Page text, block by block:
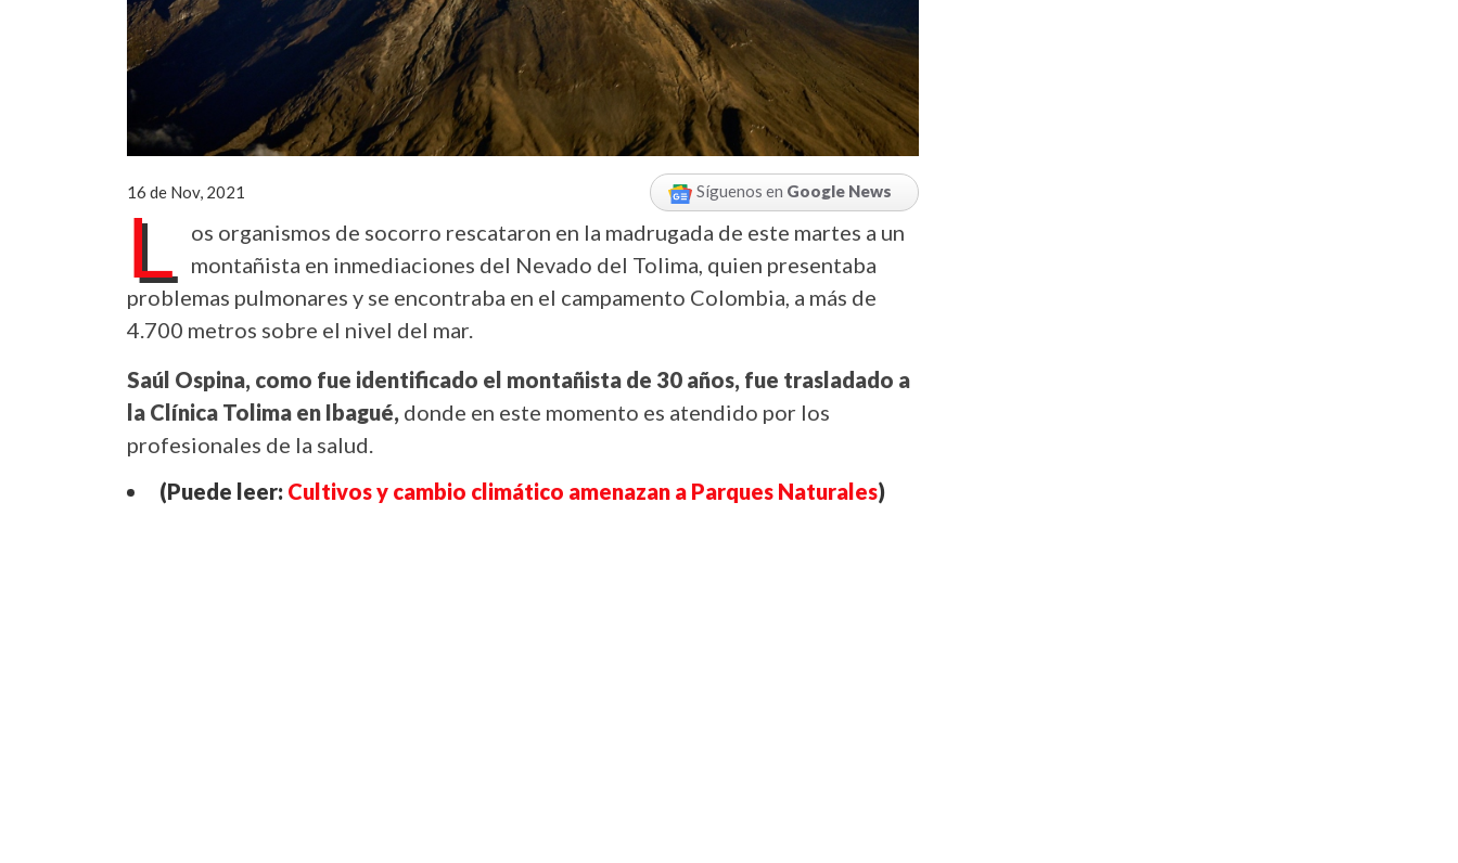
16 de Nov, 2021 Síguenos en Google News
L
os organismos de socorro rescataron en la madrugada de este martes a un
montañista en inmediaciones del Nevado del Tolima, quien presentaba
problemas pulmonares y se encontraba en el campamento Colombia, a más de
4.700 metros sobre el nivel del mar.
Saúl Ospina, como fue identificado el montañista de 30 años, fue trasladado a
la Clínica Tolima en Ibagué, donde en este momento es atendido por los
profesionales de la salud.
(Puede leer: Cultivos y cambio climático amenazan a Parques Naturales)